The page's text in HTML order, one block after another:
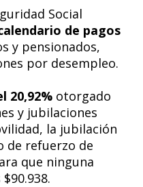
Social
de pagos
y pensionados,
por desempleo.
20,92% otorgado
y jubilaciones
la jubilación
de refuerzo de
que ninguna